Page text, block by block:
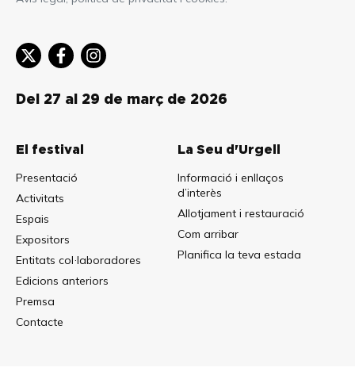
Del 27 al 29 de març de 2026
El festival
Presentació
Activitats
Espais
Expositors
Entitats col·laboradores
Edicions anteriors
Premsa
Contacte
La Seu d'Urgell
Informació i enllaços
d’interès
Allotjament i restauració
Com arribar
Planifica la teva estada